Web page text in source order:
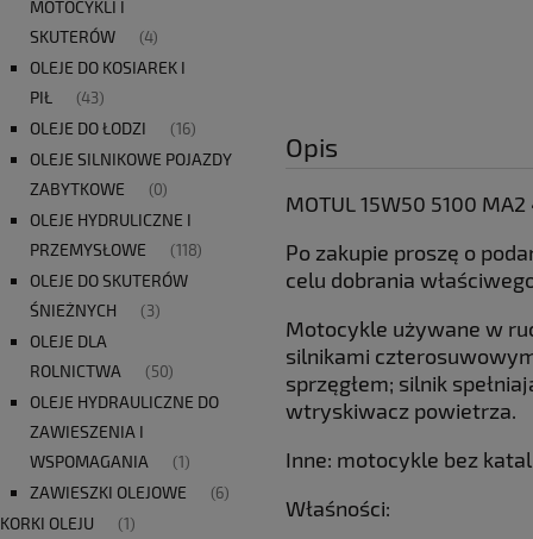
MOTOCYKLI I
SKUTERÓW
(4)
OLEJE DO KOSIAREK I
PIŁ
(43)
OLEJE DO ŁODZI (16)
OLEJE SILNIKOWE POJAZDY
ZABYTKOWE
(0)
OLEJE HYDRULICZNE I
PRZEMYSŁOWE
(118)
OLEJE DO SKUTERÓW
ŚNIEŻNYCH
(3)
OLEJE DLA
ROLNICTWA
(50)
OLEJE HYDRAULICZNE DO
ZAWIESZENIA I
WSPOMAGANIA
(1)
ZAWIESZKI OLEJOWE (6)
KORKI OLEJU (1)
Opis
MOTUL 15W50 5100 MA2
Po zakupie proszę o
celu dobrania
Motocykle używane w
silnikami
sprzęgłem; silnik
wtryskiwacz powietrza.
Inne: motocykle bez
Właśności: